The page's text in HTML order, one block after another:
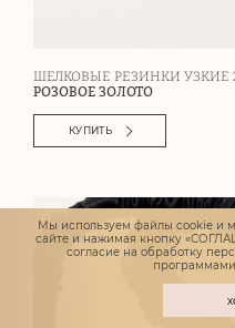
ШЕЛКОВЫЕ РЕЗИНКИ УЗКИЕ
РОЗОВОЕ ЗОЛОТО
КУПИТЬ
Мы используем файлы cookie и
сайте и нажимая кнопку
согласие на обработку